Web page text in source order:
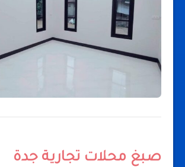
صبغ محلات تجارية جدة